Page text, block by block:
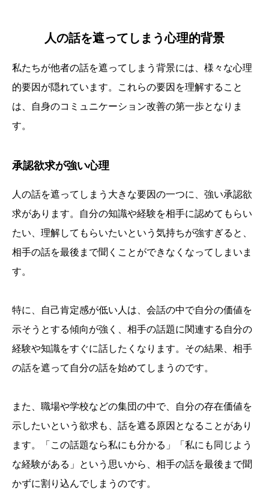
人の話を遮ってしまう心理的背景
私たちが他者の話を遮ってしまう背景には、様々な心理
的要因が隠れています。これらの要因を理解すること
は、自身のコミュニケーション改善の第一歩となりま
す。
承認欲求が強い心理
人の話を遮ってしまう大きな要因の一つに、強い承認欲
求があります。自分の知識や経験を相手に認めてもらい
たい、理解してもらいたいという気持ちが強すぎると、
相手の話を最後まで聞くことができなくなってしまいま
す。
特に、自己肯定感が低い人は、会話の中で自分の価値を
示そうとする傾向が強く、相手の話題に関連する自分の
経験や知識をすぐに話したくなります。その結果、相手
の話を遮って自分の話を始めてしまうのです。
また、職場や学校などの集団の中で、自分の存在価値を
示したいという欲求も、話を遮る原因となることがあり
ます。「この話題なら私にも分かる」「私にも同じよう
な経験がある」という思いから、相手の話を最後まで聞
かずに割り込んでしまうのです。